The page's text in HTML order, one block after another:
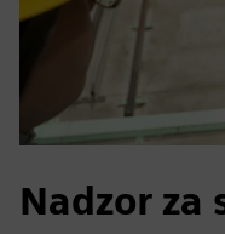
Nadzor za